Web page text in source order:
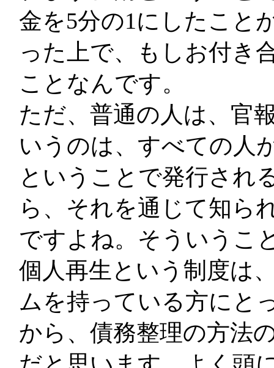
金を5分の1にしたこと
った上で、もしお付き
ことなんです。
ただ、普通の人は、官
いうのは、すべての人
ということで発行され
ら、それを通じて知ら
ですよね。そういうこ
個人再生という制度は
ムを持っている方にと
から、債務整理の方法